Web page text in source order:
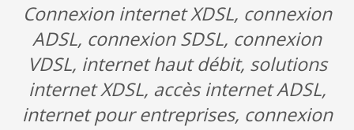
Connexion internet XDSL, connexion
ADSL, connexion SDSL, connexion
VDSL, internet haut débit, solutions
internet XDSL, accès internet ADSL,
internet pour entreprises, connexion